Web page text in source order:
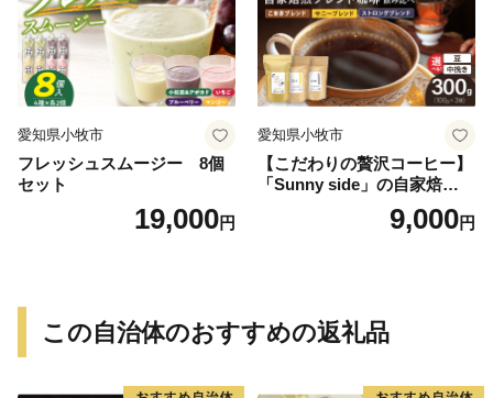
愛知県小牧市
フレッシュスムージー 8個
セット
19,000円
愛知県小牧市
【こだわりの贅沢コーヒー】
「Sunny side」の自家焙煎珈
琲ブレンド珈琲飲み比べセッ
9,000円
この自治体のおすすめの返礼品